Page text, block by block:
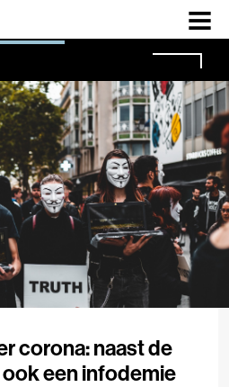
corona: naast de
een infodemie